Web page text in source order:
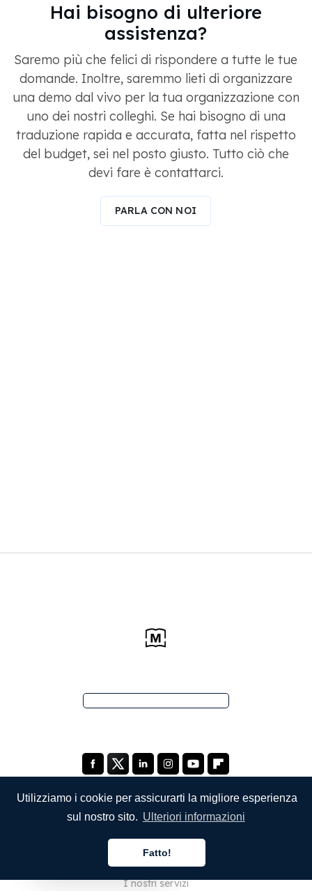
Utilizziamo i cookie per assicurarti la migliore esperienza
sul nostro sito. Ulteriori informazioni
Fatto!
Hai bisogno di ulteriore
assistenza?
Saremo più che felici di rispondere a tutte le tue
domande. Inoltre, saremmo lieti di organizzare
una demo dal vivo per la tua organizzazione con
uno dei nostri colleghi. Se hai bisogno di una
traduzione rapida e accurata, fatta nel rispetto
del budget, sei nel posto giusto. Tutto ciò che
devi fare è contattarci.
PARLA CON NOI
Chi siamo
I nostri servizi
Italiano